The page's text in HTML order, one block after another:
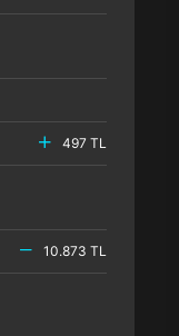
497 TL
10.873 TL